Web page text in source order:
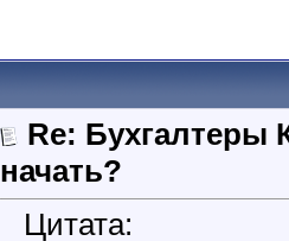
Re: Бухгалтеры
начать?
Цитата: